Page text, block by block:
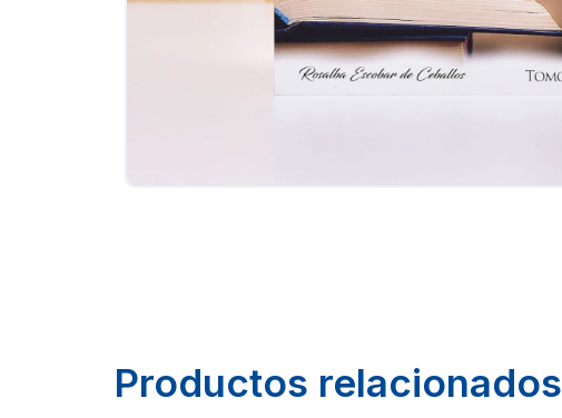
Productos relacionados